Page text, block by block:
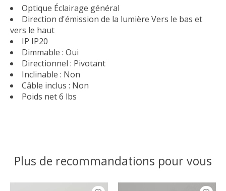
Optique Éclairage général
Direction d'émission de la lumière Vers le bas et
vers le haut
IP IP20
Dimmable : Oui
Directionnel : Pivotant
Inclinable : Non
Câble inclus : Non
Poids net 6 lbs
Plus de recommandations pour vous
Articles du carrousel de produits